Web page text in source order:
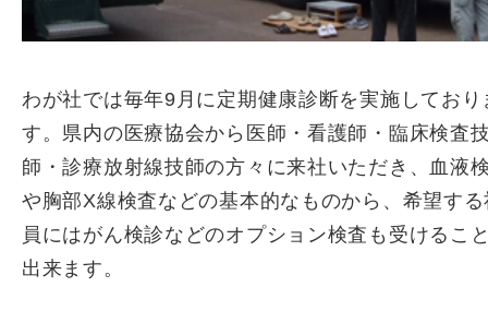
わが社では毎年9月に定期健康診断を実施しており
す。県内の医療協会から医師・看護師・臨床検査
師・診療放射線技師の方々に来社いただき、血液
や胸部X線検査などの基本的なものから、希望する
員にはがん検診などのオプション検査も受けるこ
出来ます。